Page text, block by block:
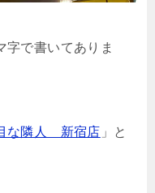
字で書いてありま
な隣人 新宿店 」と